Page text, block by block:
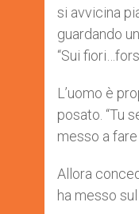
si avvicina
guardando
“Sui
L’uomo è
posato. “Tu
messo a
Allora
ha messo